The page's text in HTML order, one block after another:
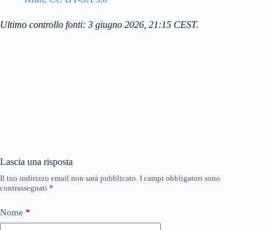
Ultimo controllo fonti: 3 giugno 2026, 21:15 CEST.
Lascia una risposta
Il tuo indirizzo email non sarà pubblicato. I campi obbligatori sono
contrassegnati *
Nome *